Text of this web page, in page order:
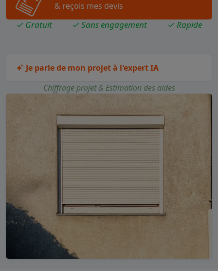
& reçois mes devis
✓ Gratuit ✓ Sans engagement ✓ Rapide
Je parle de mon projet à l'expert IA
Chiffrage projet & Estimation des aides